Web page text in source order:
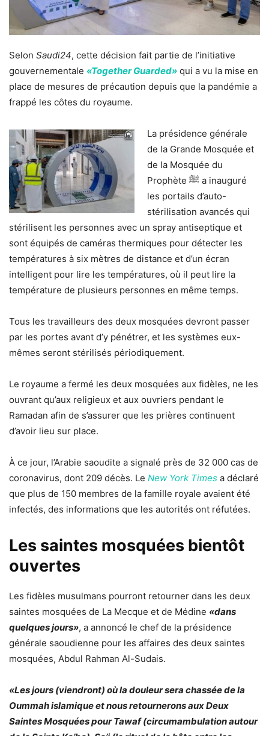
Selon Saudi24, cette décision fait partie de l’initiative
gouvernementale «Together Guarded» qui a vu la mise en
place de mesures de précaution depuis que la pandémie a
frappé les côtes du royaume.
La présidence générale
de la Grande Mosquée et
de la Mosquée du
Prophète ﷺ a inauguré
les portails d’auto-
stérilisation avancés qui
stérilisent les personnes avec un spray antiseptique et
sont équipés de caméras thermiques pour détecter les
températures à six mètres de distance et d’un écran
intelligent pour lire les températures, où il peut lire la
température de plusieurs personnes en même temps.
Tous les travailleurs des deux mosquées devront passer
par les portes avant d’y pénétrer, et les systèmes eux-
mêmes seront stérilisés périodiquement.
Le royaume a fermé les deux mosquées aux fidèles, ne les
ouvrant qu’aux religieux et aux ouvriers pendant le
Ramadan afin de s’assurer que les prières continuent
d’avoir lieu sur place.
À ce jour, l’Arabie saoudite a signalé près de 32 000 cas de
coronavirus, dont 209 décès. Le New York Times a déclaré
que plus de 150 membres de la famille royale avaient été
infectés, des informations que les autorités ont réfutées.
Les saintes mosquées bientôt
ouvertes
Les fidèles musulmans pourront retourner dans les deux
saintes mosquées de La Mecque et de Médine «dans
quelques jours», a annoncé le chef de la présidence
générale saoudienne pour les affaires des deux saintes
mosquées, Abdul Rahman Al-Sudais.
«Les jours (viendront) où la douleur sera chassée de la
Oummah islamique et nous retournerons aux Deux
Saintes Mosquées pour Tawaf (circumambulation autour